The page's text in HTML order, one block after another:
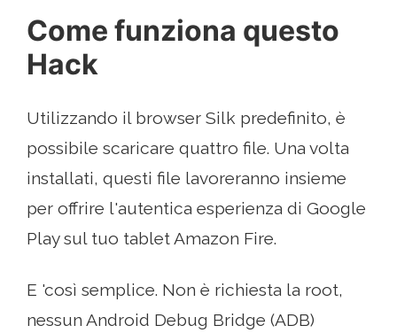
Come funziona questo
Hack
Utilizzando il browser Silk predefinito, è
possibile scaricare quattro file. Una volta
installati, questi file lavoreranno insieme
per offrire l'autentica esperienza di Google
Play sul tuo tablet Amazon Fire.
E 'così semplice. Non è richiesta la root,
nessun Android Debug Bridge (ADB)